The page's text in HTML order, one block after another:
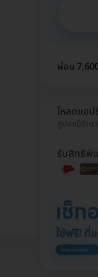
ผ่อน
โหลดแอ
คูปองมีจำน
รับสิทธิพิ